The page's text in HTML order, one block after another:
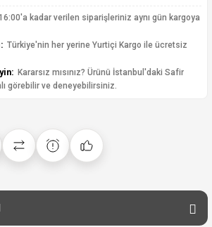
kadar verilen siparişleriniz aynı gün kargoya
Türkiye'nin her yerine Yurtiçi Kargo ile ücretsiz
Kararsız mısınız? Ürünü İstanbul'daki Safir
görebilir ve deneyebilirsiniz.